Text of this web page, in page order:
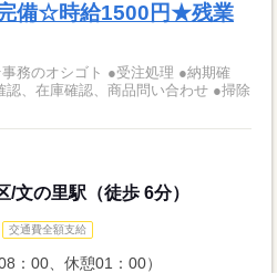
備☆時給1500円★残業
●受注処理 ●納期確
、在庫確認、商品問い合わせ ●掃除
文の里駅（徒歩 6分）
交通費全額支給
：00、休憩01：00）